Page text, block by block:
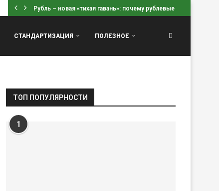
Рубль – новая «тихая гавань»: почему рублевые вклады...
СТАНДАРТИЗАЦИЯ ПОЛЕЗНОЕ
ТОП ПОПУЛЯРНОСТИ
1